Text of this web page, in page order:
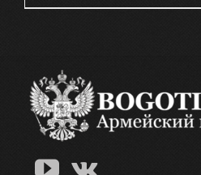
Опции
можно